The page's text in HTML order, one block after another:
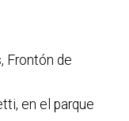
Frontón de
en el parque